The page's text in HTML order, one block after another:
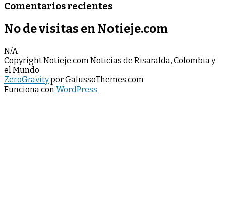
Comentarios recientes
No de visitas en Notieje.com
N/A
Copyright Notieje.com Noticias de Risaralda, Colombia y
el Mundo
ZeroGravitypor GalussoThemes.com
Funciona conWordPress